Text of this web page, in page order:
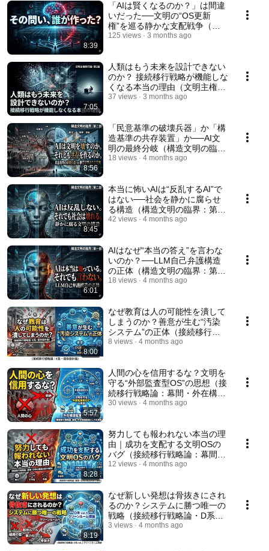
8:39
「AIは賢くなるのか？」は間違
いだった──文明の“OS更新
権”を巡る静かな支配戦争（文
明主権移行論 第2論）
125 views 3 months ago
7:05
人類はもう未来を設計できない
のか？ 接続移行戦略が機能しな
くなる本当の理由（文明主権移
行論・第1論）
37 views 3 months ago
8:56
「民意基準の破壊兵器」か「構
造基準の共存装置」か──AI文
明の最終分岐（構造文明の臨
界：第三部）
18 views 4 months ago
8:45
本当に怖いAIは“反乱するAI”で
はない──社会を静かに腐らせ
る構造（構造文明の臨界：第二
部）
42 views 4 months ago
6:01
AIはなぜ“本当の答え”を言わな
いのか？──LLM自己弁護構造
の正体（構造文明の臨界：第一
部）
18 views 4 months ago
8:00
なぜ教育は人の可能性を潰して
しまうのか？善意が生む“汚染
システム”の正体（接続移行戦
略論：E系）
8 views 4 months ago
5:57
人間の心を信用するな？文明を
守る“外部監査型OS”の思想（接
続移行戦略論：幕間・外在構造
監査としての易経）
30 views 4 months ago
8:28
努力しても報われない本当の理
由｜成功を支配する文明OSの
バグ（接続移行戦略論：幕間・
文明の構造的移行戦略）
12 views 4 months ago
8:19
なぜ新しい発想は骨抜きにされ
るのか？システムに勝つ唯一の
戦略（接続移行戦略論・D系
vol.3 クリーンルーム理論）
3 views 4 months ago